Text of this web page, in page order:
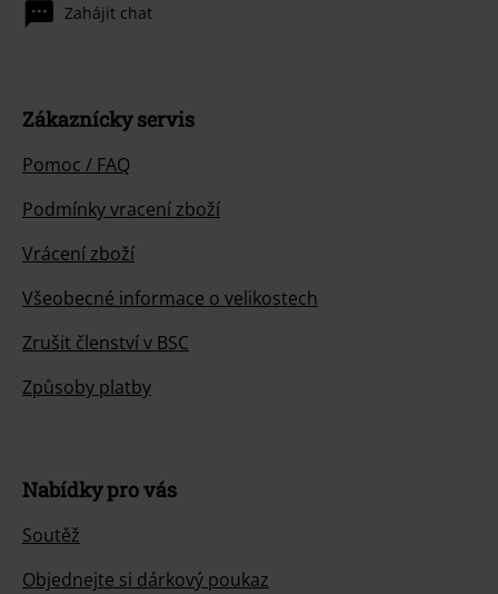
Zahájit chat
Zákaznícky servis
Pomoc / FAQ
Podmínky vracení zboží
Vrácení zboží
Všeobecné informace o velikostech
Zrušit členství v BSC
Způsoby platby
Nabídky pro vás
Soutěž
Objednejte si dárkový poukaz